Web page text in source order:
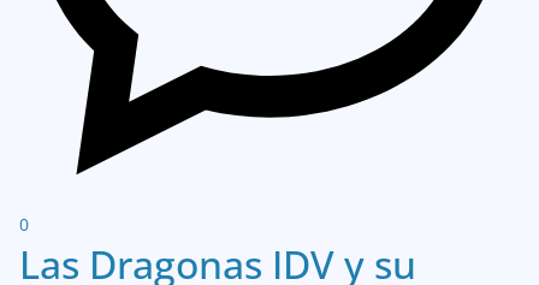
0
Las Dragonas IDV y su